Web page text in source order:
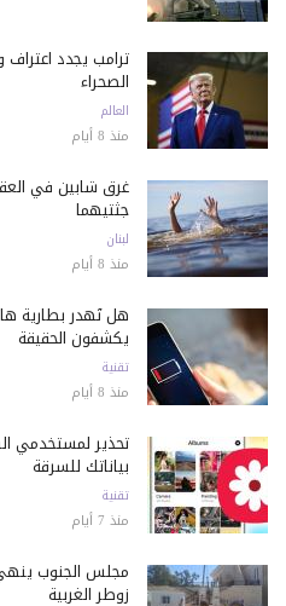
ترامب يجدد
الصحراء
العالم
منذ 8 أيام
غرق شابين في
جثتيهما
لبنان
منذ 8 أيام
هل تُهدر بطارية
يكشفون الحقيقة
تقنية
منذ 8 أيام
تحذير لمستخدمي
بياناتك للسرقة
تقنية
منذ 7 أيام
مجلس الجنوب
زوطر الغربية